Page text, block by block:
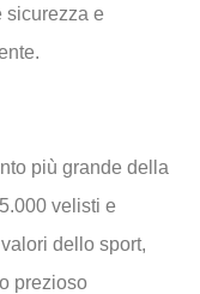
sicurezza e
più grande della
velisti e
dello sport,
prezioso